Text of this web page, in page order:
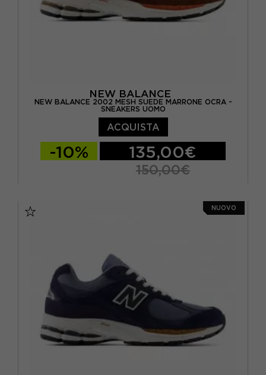
EUR 45 / US 11
NEW BALANCE
NEW BALANCE 2002 MESH SUEDE MARRONE OCRA -
SNEAKERS UOMO
EUR 42.5 / US 9
EUR 44.5 / US 10.5
EUR 45.5 / US 11.5
ACQUISTA
-10% 135,00€
150,00€
NUOVO